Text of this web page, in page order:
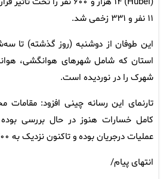
۱۱ نفر و ۳۳۱ زخمی شد.
استان که شامل شهرهای هوانگشی،
شهرک را در نوردیده است.
تارنمای این رسانه چینی افزود: مقامات
کامل خسارات هنوز در حال بررسی
عملیات درجریان بوده و تاکنون نزدیک به ۳۰۰ نفر نجات یافته اند.
انتهای پیام/